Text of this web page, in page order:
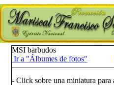
MSI barbudos
Ir a "Álbumes de fotos"
- Click sobre una miniatura para